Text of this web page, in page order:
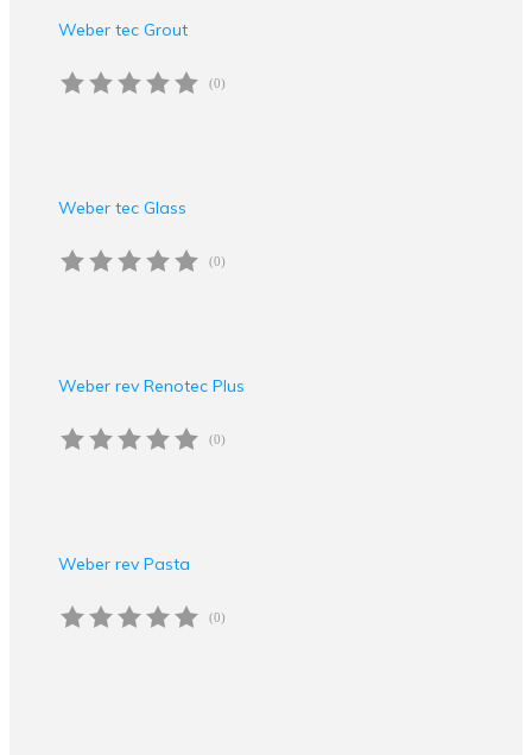
Weber tec Grout
(0)
Weber tec Glass
(0)
Weber rev Renotec Plus
(0)
Weber rev Pasta
(0)